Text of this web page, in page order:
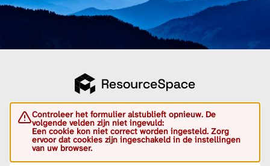
Controleer het formulier alstublieft opnieuw. De
volgende velden zijn niet ingevuld:
Een cookie kon niet correct worden ingesteld. Zorg
ervoor dat cookies zijn ingeschakeld in de instellingen
van uw browser.